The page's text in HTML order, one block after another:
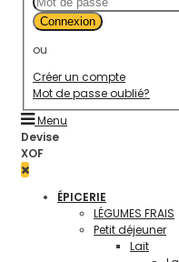
Connexion
ou
Créer un compte
Mot de passe oublié?
Menu
Devise
XOF
ÉPICERIE
LÉGUMES FRAIS
Petit déjeuner
Lait